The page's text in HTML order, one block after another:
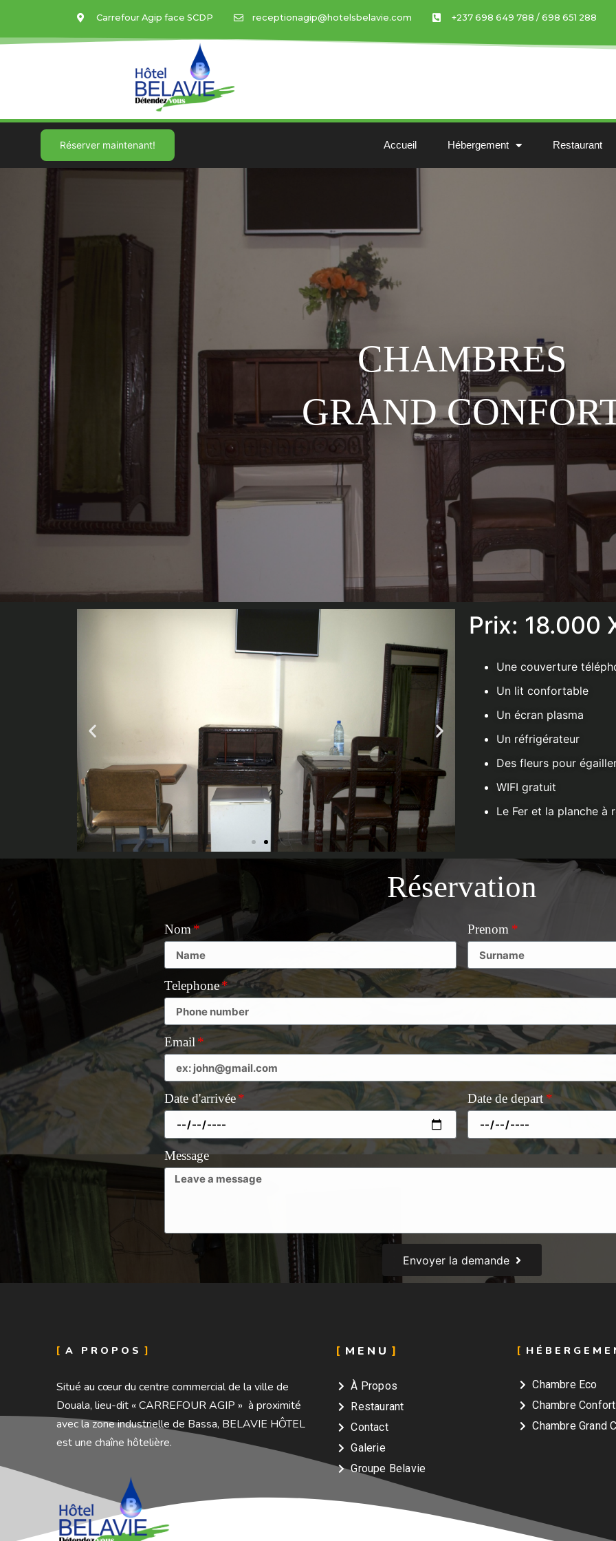
Carrefour Agip face SCDP receptionagip@hotelsbelavie.com +237 698 649 788 / 698 651 288
Réserver maintenant! Accueil Hébergement Restaurant
CHAMBRES
GRAND
Prix: 18.000
Une couverture
Un lit confortable
Un écran plasma
Un réfrigérateur
Des fleurs pour
WIFI gratuit
Le Fer et la planche à
Réservation
Nom Prenom
Telephone
Email
Date d'arrivée Date de depart
Message
Envoyer la demande
A PROPOS
Situé au cœur du centre commercial de la ville de
Douala, lieu-dit « CARREFOUR AGIP » à proximité
avec la zone industrielle de Bassa, BELAVIE HÔTEL
est une chaîne hôtelière.
MENU
À Propos
Restaurant
Contact
Galerie
Groupe Belavie
Chambre Eco
Chambre Confort
Chambre Grand